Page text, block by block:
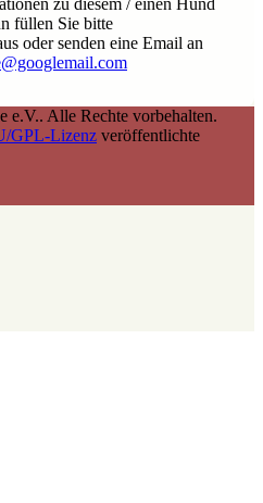
füllen Sie bitte
oder senden eine Email an
Alle Rechte vorbehalten.
GPL-Lizenz veröffentlichte